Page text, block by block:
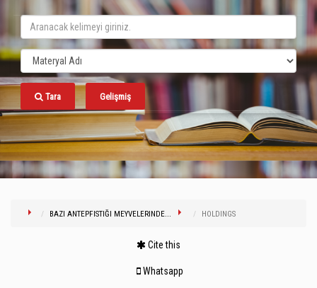
Tara Gelişmiş
BAZI ANTEPFISTIĞI MEYVELERINDE... HOLDINGS
Cite this
Whatsapp